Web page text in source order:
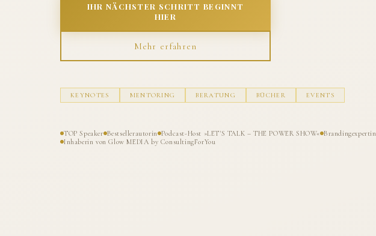
IHR NÄCHSTER SCHRITT BEGINNT
HIER
Mehr erfahren
KEYNOTES MENTORING BERATUNG BÜCHER EVENTS
TOP Speaker Bestsellerautorin Podcast-Host »LET'S TALK – THE POWER SHOW« Brandingexpertin
Inhaberin von Glow MEDIA by ConsultingForYou